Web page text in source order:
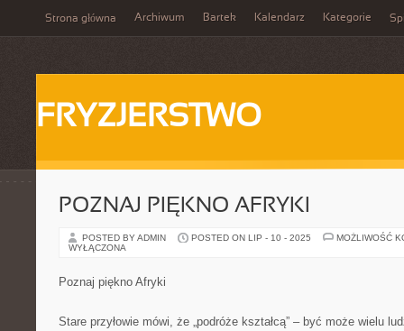
Strona główna Archiwum Bartek Kalendarz Kategorie
FRYZJERSTWO
POZNAJ PIĘKNO AFRYKI
POSTED BY ADMIN POSTED ON LIP - 10 - 2025
MOŻLIWOŚĆ
WYŁĄCZONA
Poznaj piękno Afryki
Stare przyłowie mówi, że „podróże kształcą” – być może wielu